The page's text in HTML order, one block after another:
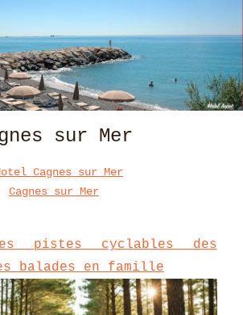
sur Mer
Cagnes sur Mer
Cagnes sur Mer
pistes cyclables des
balades en famille